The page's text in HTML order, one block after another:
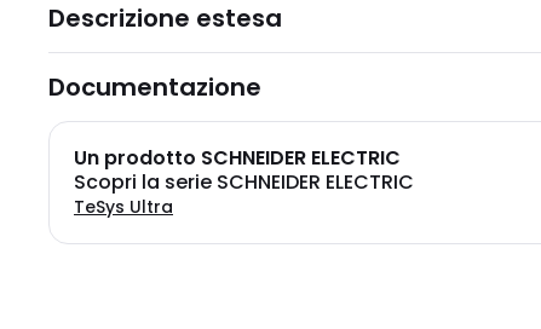
Descrizione estesa
Documentazione
Un prodotto SCHNEIDER ELECTRIC
Scopri la serie SCHNEIDER ELECTRIC
TeSys Ultra